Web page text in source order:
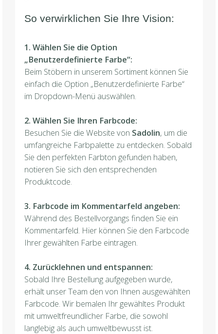
So verwirklichen Sie Ihre Vision:
1. Wählen Sie die Option
„Benutzerdefinierte Farbe“:
Beim Stöbern in unserem Sortiment können Sie
einfach die Option „Benutzerdefinierte Farbe“
im Dropdown-Menü auswählen.
2. Wählen Sie Ihren Farbcode:
Besuchen Sie die Website von Sadolin, um die
umfangreiche Farbpalette zu entdecken. Sobald
Sie den perfekten Farbton gefunden haben,
notieren Sie sich den entsprechenden
Produktcode.
3. Farbcode im Kommentarfeld angeben:
Während des Bestellvorgangs finden Sie ein
Kommentarfeld. Hier können Sie den Farbcode
Ihrer gewählten Farbe eintragen.
4. Zurücklehnen und entspannen:
Sobald Ihre Bestellung aufgegeben wurde,
erhält unser Team den von Ihnen ausgewählten
Farbcode. Wir bemalen Ihr gewähltes Produkt
mit umweltfreundlicher Farbe, die sowohl
langlebig als auch umweltbewusst ist.